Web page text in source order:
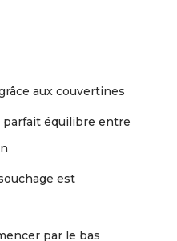
aux couvertines
parfait équilibre entre
est
par le bas